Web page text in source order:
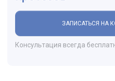
ЗАПИСАТЬСЯ НА
Консультация всегда